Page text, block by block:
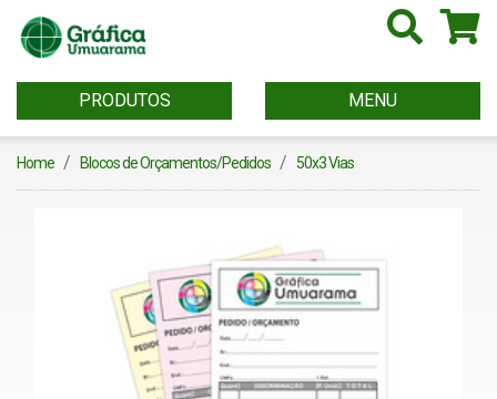
PRODUTOS MENU
Home Blocos de Orçamentos/Pedidos 50x3 Vias